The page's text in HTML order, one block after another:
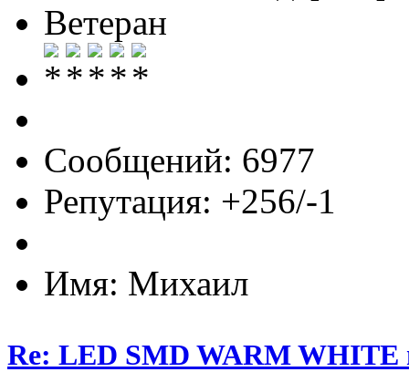
Ветеран
Сообщений: 6977
Репутация: +256/-1
Имя: Михаил
Re: LED SMD WARM